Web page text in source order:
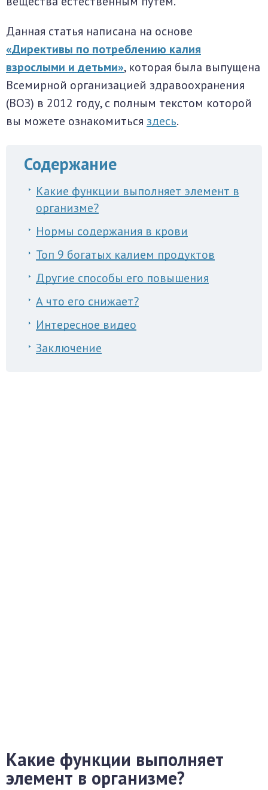
Данная статья написана на основе
«Директивы по потреблению калия
взрослыми и детьми», которая была выпущена
Всемирной организацией здравоохранения
(ВОЗ) в 2012 году, с полным текстом которой
вы можете ознакомиться здесь.
Содержание
Какие функции выполняет элемент в
организме?
Нормы содержания в крови
Топ 9 богатых калием продуктов
Другие способы его повышения
А что его снижает?
Интересное видео
Заключение
Какие функции выполняет
элемент в организме?